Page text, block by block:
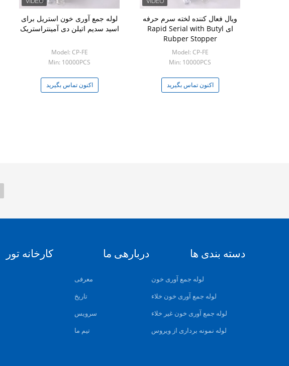
لوله جمع آوری خون استریل برای
اسید سدیم اتیلن دی آمینتراستریک
Model: CP-FE
Min: 10000PCS
اکنون تماس بگیرید
ویال فعال کننده لخته سرم حرفه
ای Rapid Serial with Butyl
Rubper Stopper
Model: CP-FE
Min: 10000PCS
اکنون تماس بگیرید
دسته بندی ها
لوله جمع آوری خون
لوله جمع آوری خون خلاء
لوله جمع آوری خون غیر خلاء
لوله نمونه برداری از ویروس
دربارهی ما
معرفی
تاریخ
سرویس
تیم ما
کارخانه تور